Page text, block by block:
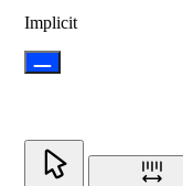
Implicit